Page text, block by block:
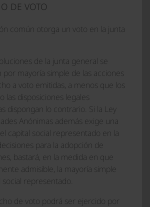
DE VOTO
común otorga un voto en la junta
de la junta general se
por mayoría simple de las acciones
a voto emitidas, a menos que los
las disposiciones legales
dispongan lo contrario. Si la Ley
Anónimas además exige una
capital social representado en la
para la adopción de
bastará, en la medida en que
admisible, la mayoría simple
social representado.
de voto podrá ser ejercido por